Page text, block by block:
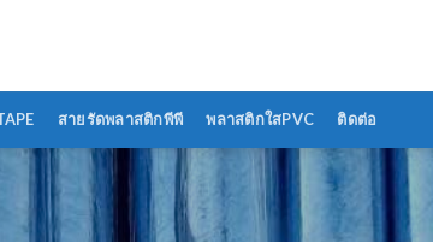
สายรัดพลาสติกพีพี พลาสติกใสPVC ติดต่อ